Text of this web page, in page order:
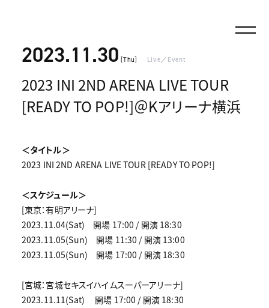
2023.11.30 [Thu] Live／Event
2023 INI 2ND ARENA LIVE TOUR
[READY TO POP!]＠Kアリーナ横浜
＜タイトル＞
2023 INI 2ND ARENA LIVE TOUR [READY TO POP!]
＜スケジュール＞
[東京：有明アリーナ]
2023.11.04(Sat) 開場 17:00 / 開演 18:30
2023.11.05(Sun) 開場 11:30 / 開演 13:00
2023.11.05(Sun) 開場 17:00 / 開演 18:30
[宮城：宮城セキスイハイムスーパーアリーナ]
2023.11.11(Sat) 開場 17:00 / 開演 18:30